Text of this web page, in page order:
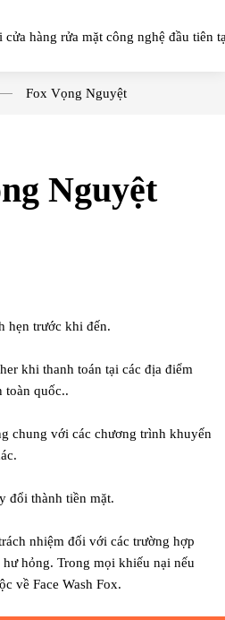
Fox Vọng Nguyệt
Nguyệt
hẹn trước khi đến.
khi thanh toán tại các địa điểm
toàn quốc..
chung với các chương trình khuyến
đổi thành tiền mặt.
nhiệm đối với các trường hợp
hỏng. Trong mọi khiếu nại nếu
về Face Wash Fox.